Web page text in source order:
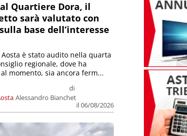
Quartiere Dora, il
sarà valutato con
base dell’interesse
di
Alessandro Bianchet
il 06/08/2026
è stato audito nella quarta
regionale, dove ha
momento, sia ancora ferm...